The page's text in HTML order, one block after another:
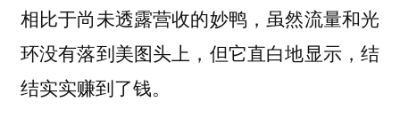
相比于尚未透露营收的妙鸭，虽然流量和光
环没有落到美图头上，但它直白地显示，结
结实实赚到了钱。